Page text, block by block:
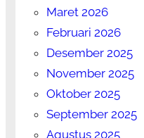
Maret 2026
Februari 2026
Desember 2025
November 2025
Oktober 2025
September 2025
Agustus 2025